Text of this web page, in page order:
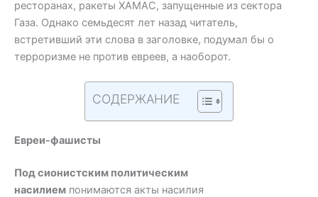
ресторанах, ракеты ХАМАС, запущенные из сектора
Газа. Однако семьдесят лет назад читатель,
встретивший эти слова в заголовке, подумал бы о
терроризме не против евреев, а наоборот.
СОДЕРЖАНИЕ
Евреи-фашисты
Под сионистским политическим
насилием понимаются акты насилия